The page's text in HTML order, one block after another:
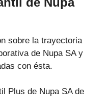
sobre la trayectoria
de Nupa SA y
con ésta.
Plus de Nupa SA de